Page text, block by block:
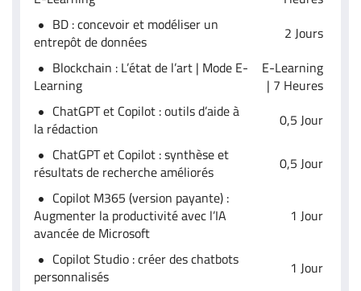
BD : concevoir et modéliser un
entrepôt de données
2 Jours
Blockchain : L’état de l’art | Mode E-
Learning
E-Learning
| 7 Heures
ChatGPT et Copilot : outils d’aide à
la rédaction
0,5 Jour
ChatGPT et Copilot : synthèse et
résultats de recherche améliorés
0,5 Jour
Copilot M365 (version payante) :
Augmenter la productivité avec l’IA
avancée de Microsoft
1 Jour
Copilot Studio : créer des chatbots
personnalisés
1 Jour